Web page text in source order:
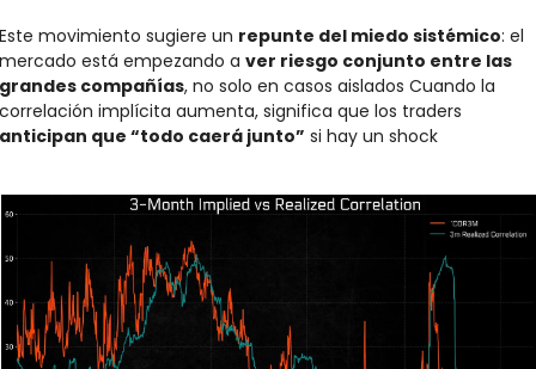
movimiento sugiere un repunte del miedo sistémico: el
está empezando a ver riesgo conjunto entre las
compañías, no solo en casos aislados Cuando la
que “todo caerá junto” si hay un shock